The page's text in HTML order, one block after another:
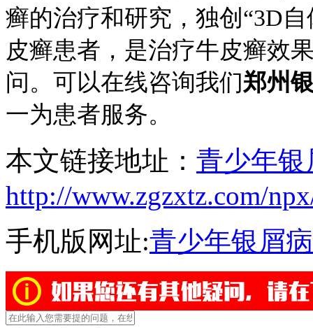
癣的治疗和研究，独创“3D
皮癣患者，是治疗牛皮癣效
问。可以在线咨询我们郑州
一为患者服务。
本文链接地址： 青少年
http://www.zgzxtz.com/
手机版网址:青少年银屑